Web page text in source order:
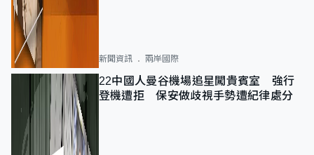
新聞資訊 兩岸國際
22中國人曼谷機場追星闖貴賓室 強行
登機遭拒 保安做歧視手勢遭紀律處分